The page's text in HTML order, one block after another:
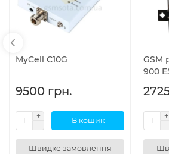
MyCell C10G
9500 грн.
В кошик
Швидке замовлення
GSM
900